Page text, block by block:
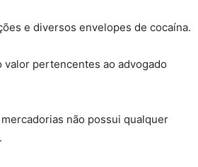
e diversos envelopes de cocaína.
pertencentes ao advogado
não possui qualquer